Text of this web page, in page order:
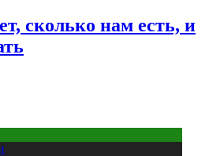
сколько нам есть, и